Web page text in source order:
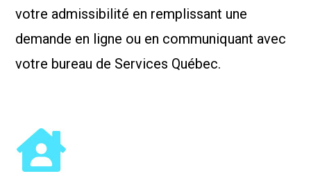
votre admissibilité en remplissant une
demande en ligne ou en communiquant avec
votre bureau de Services Québec.